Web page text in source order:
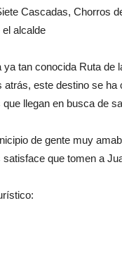
Cascadas, Chorros
alcalde
tan conocida Ruta de
este destino se
llegan en busca de
de gente muy
que tomen a